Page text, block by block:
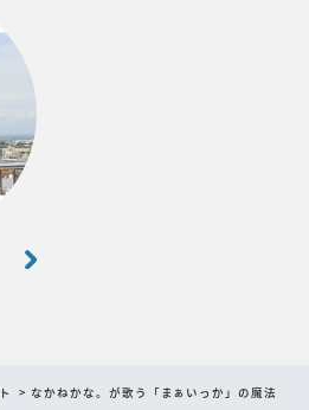
なかねかな。が歌う「まぁいっか」の魔法